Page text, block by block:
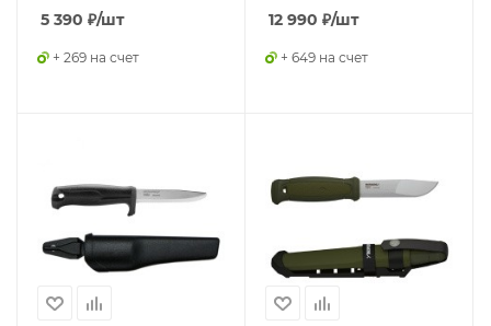
5 390 ₽/шт
+ 269 на счет
12 990 ₽/шт
+ 649 на счет